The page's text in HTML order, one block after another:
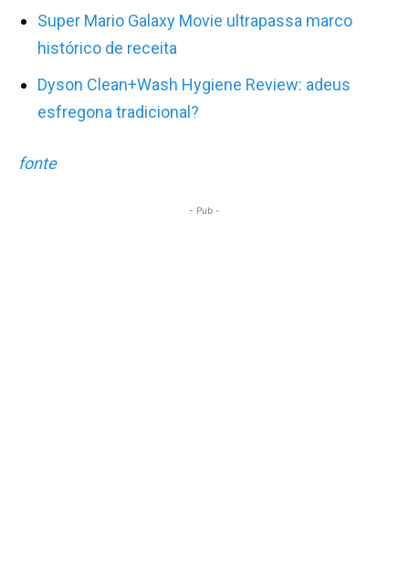
Super Mario Galaxy Movie ultrapassa marco
histórico de receita
Dyson Clean+Wash Hygiene Review: adeus
esfregona tradicional?
fonte
- Pub -